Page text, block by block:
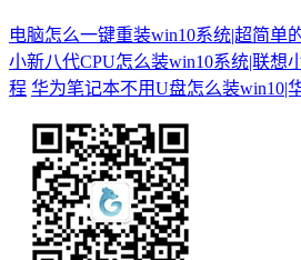
电脑怎么一键重装win10系统|超简单
小新八代CPU怎么装win10系统|联想
程 华为笔记本不用U盘怎么装win10|